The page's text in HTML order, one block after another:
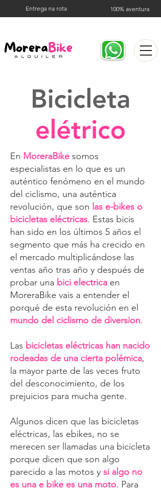
Entrega na rota 100% aventura
Bicicleta
elétrico
En MoreraBike somos
especialistas en lo que es un
auténtico fenómeno en el mundo
del ciclismo, una auténtica
revolución, que son las e-bikes o
bicicletas eléctricas. Estas bicis
han sido en los últimos 5 años el
segmento que más ha crecido en
el mercado multiplicándose las
ventas año tras año y después de
probar una bici electrica en
MoreraBike vais a entender el
porqué de esta revolución en el
mundo del ciclismo de diversion.
Las bicicletas eléctricas han nacido
rodeadas de una cierta polémica,
la mayor parte de las veces fruto
del desconocimiento, de los
prejuicios para mucha gente.
Algunos dicen que las bicicletas
eléctricas, las ebikes, no se
merecen ser llamadas una bicicleta
porque dicen que son algo
parecido a las motos y si algo no
es una e bike es una moto. Para